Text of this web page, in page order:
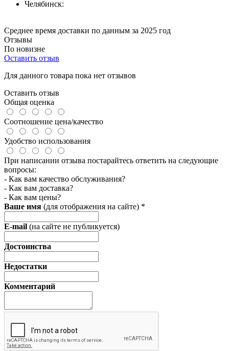
Челябинск:
Среднее время доставки по данным за 2025 год
Отзывы
По новизне
Оставить отзыв
Для данного товара пока нет отзывов
Оставить отзыв
Общая оценка
Соотношение цена/качество
Удобство использования
При написании отзыва постарайтесь ответить на следующие
вопросы:
- Как вам качество обслуживания?
- Как вам доставка?
- Как вам цены?
Ваше имя (для отображения на сайте) *
E-mail (на сайте не публикуется)
Достоинства
Недостатки
Комментарий